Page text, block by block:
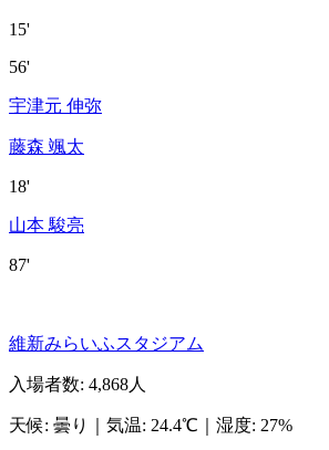
15'
56'
宇津元 伸弥
藤森 颯太
18'
山本 駿亮
87'
維新みらいふスタジアム
入場者数: 4,868人
天候: 曇り 気温: 24.4℃ 湿度: 27%